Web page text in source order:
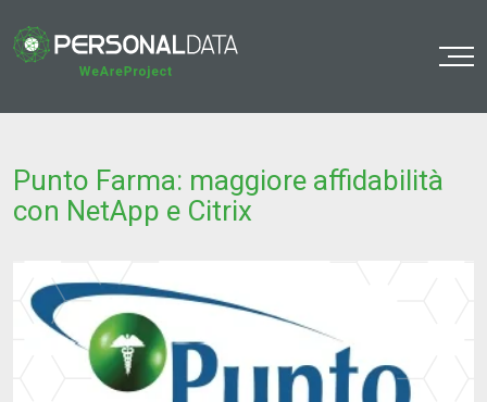
Punto Farma: maggiore affidabilità
con NetApp e Citrix